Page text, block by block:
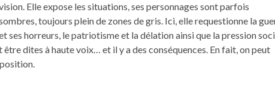
Elle expose les situations, ses personnages sont parfois
toujours plein de zones de gris. Ici, elle requestionne la
ses horreurs, le patriotisme et la délation ainsi que la pression
dites à haute voix… et il y a des conséquences. En fait, on peut